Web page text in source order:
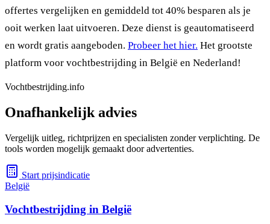
offertes vergelijken en gemiddeld tot 40% besparen als je
ooit werken laat uitvoeren. Deze dienst is geautomatiseerd
en wordt gratis aangeboden. Probeer het hier. Het grootste
platform voor vochtbestrijding in België en Nederland!
Vochtbestrijding.info
Onafhankelijk advies
Vergelijk uitleg, richtprijzen en specialisten zonder verplichting. De
tools worden mogelijk gemaakt door advertenties.
Start prijsindicatie
België
Vochtbestrijding in België